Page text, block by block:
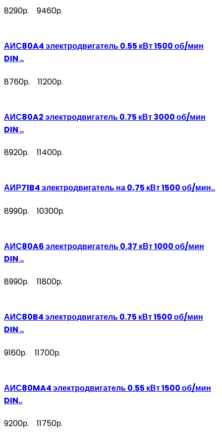
8290р. 9460р.
АИС80A4 электродвигатель 0.55 кВт 1500 об/мин
DIN ..
8760р. 11200р.
АИС80A2 электродвигатель 0.75 кВт 3000 об/мин
DIN ..
8920р. 11400р.
АИР71B4 электродвигатель на 0,75 кВт 1500 об/мин..
8990р. 10300р.
АИС80A6 электродвигатель 0.37 кВт 1000 об/мин
DIN ..
8990р. 11800р.
АИС80B4 электродвигатель 0.75 кВт 1500 об/мин
DIN ..
9160р. 11700р.
АИС80MA4 электродвигатель 0.55 кВт 1500 об/мин
DIN..
9200р. 11750р.